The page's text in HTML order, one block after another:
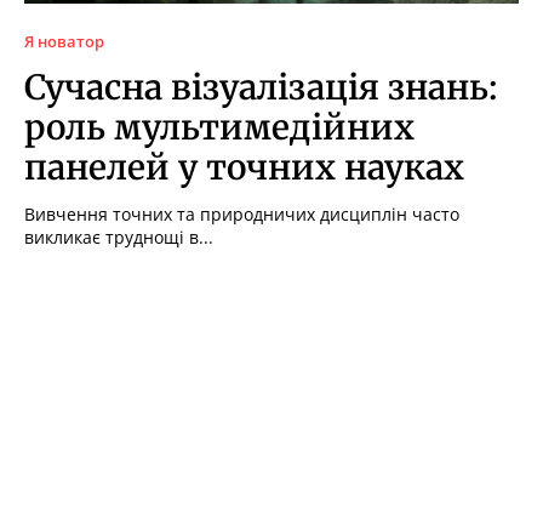
Я новатор
Сучасна візуалізація знань:
роль мультимедійних
панелей у точних науках
Вивчення точних та природничих дисциплін часто
викликає труднощі в...